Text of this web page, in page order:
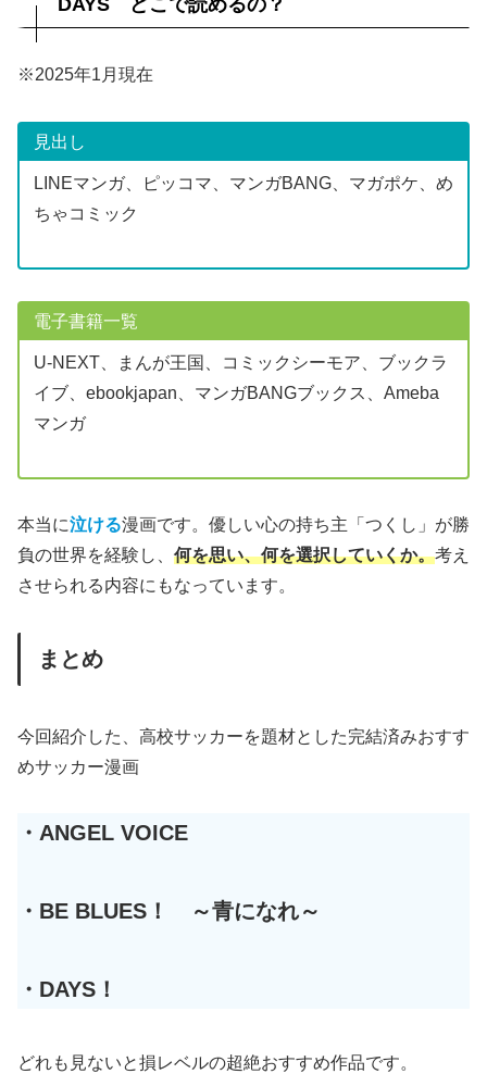
DAYS どこで読めるの？
※2025年1月現在
見出し
LINEマンガ、ピッコマ、マンガBANG、マガポケ、め
ちゃコミック
電子書籍一覧
U-NEXT、まんが王国、コミックシーモア、ブックラ
イブ、ebookjapan、マンガBANGブックス、Ameba
マンガ
本当に泣ける漫画です。優しい心の持ち主「つくし」が勝
負の世界を経験し、 何を思い、何を選択していくか。考え
させられる内容にもなっています。
まとめ
今回紹介した、高校サッカーを題材とした完結済みおすす
めサッカー漫画
・ANGEL VOICE
・BE BLUES！ ～青になれ～
・DAYS！
どれも見ないと損レベルの超絶おすすめ作品です。